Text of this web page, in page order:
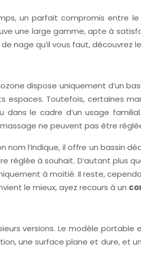
un parfait compromis entre
une large gamme, apte à
nage qu’il vous faut,
dispose uniquement d’un
espaces. Toutefois, certaines
le cadre d’un usage
ne peuvent pas être
l’indique, il offre un bassin
à souhait. D’autant plus
à moitié. Il reste,
le mieux, ayez recours à un
versions. Le modèle portable
une surface plane et dure, et